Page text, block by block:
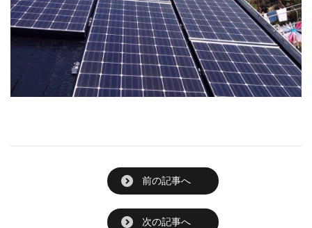
前の記事へ
次の記事へ